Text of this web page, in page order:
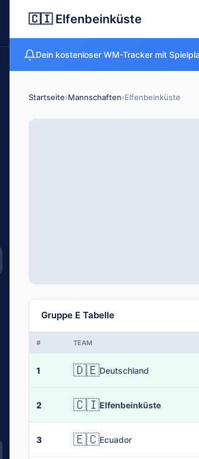
🇨🇮 Elfenbeinküste
Dein kostenloser WM-Tracker mit
Startseite›Mannschaften›Elfenbeinküste
Gruppe E Tabelle
# TEAM
1 🇩🇪Deutschland
2 🇨🇮Elfenbeinküste
3 🇪🇨Ecuador